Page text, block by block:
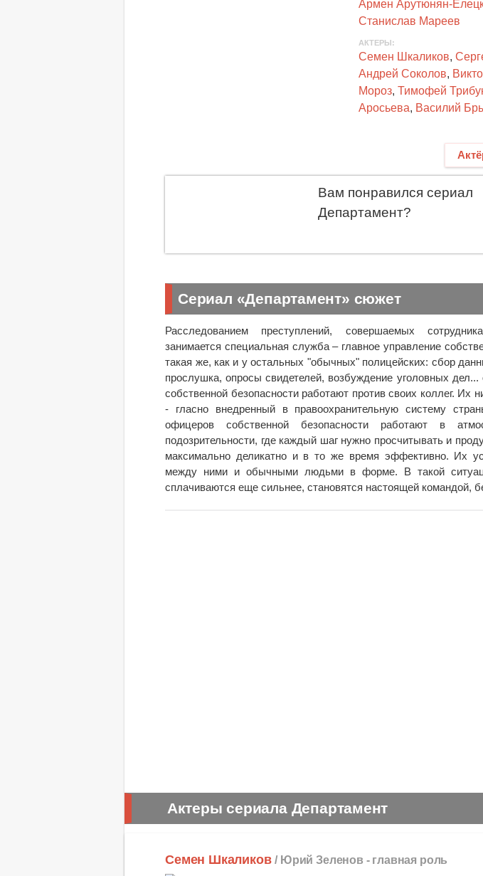
Армен Арутюнян-
Станислав Мареев
АКТЕРЫ:
Семен Шкаликов,
Андрей Соколов,
Мороз, Тимофей
Аросьева, Василий
Вам понравился сериал
Департамент?
Сериал «Департамент» сюжет
Расследованием преступлений, совершаемых
занимается специальная служба – главное управление
такая же, как и у остальных "обычных" полицейских: сбор
прослушка, опросы свидетелей, возбуждение уголовных
собственной безопасности работают против своих коллег. Их
- гласно внедренный в правоохранительную систему
офицеров собственной безопасности работают в
подозрительности, где каждый шаг нужно просчитывать и
максимально деликатно и в то же время эффективно. Их
между ними и обычными людьми в форме. В такой
сплачиваются еще сильнее, становятся настоящей командой,
Актеры сериала Департамент
Семен Шкаликов / Юрий Зеленов - главная роль